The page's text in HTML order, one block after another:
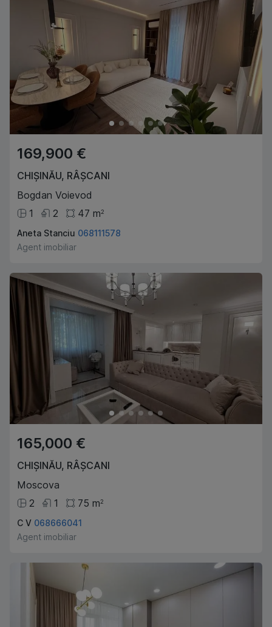
169,900 €
CHIȘINĂU, RÂȘCANI
Bogdan Voievod
1
2 47 m2
Aneta Stanciu 068111578
Agent imobiliar
165,000 €
CHIȘINĂU, RÂȘCANI
Moscova
2
1 75 m2
C V 068666041
Agent imobiliar